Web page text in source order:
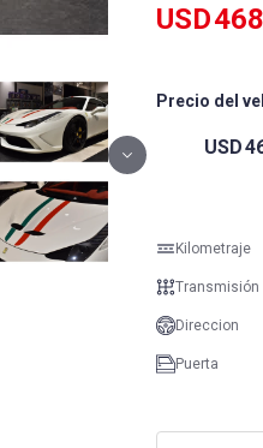
USD
Precio del
USD
Kilometraje
Transmisión
Direccion
Puerta